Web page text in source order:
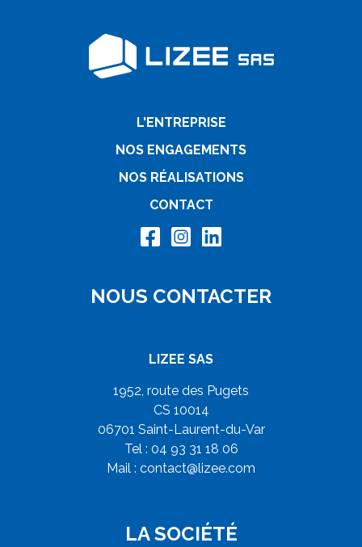
L'ENTREPRISE
NOS ENGAGEMENTS
NOS RÉALISATIONS
CONTACT
NOUS CONTACTER
LIZEE SAS
1952, route des Pugets
CS 10014
06701 Saint-Laurent-du-Var
Tel : 04 93 31 18 06
Mail : contact@lizee.com
LA SOCIÉTÉ